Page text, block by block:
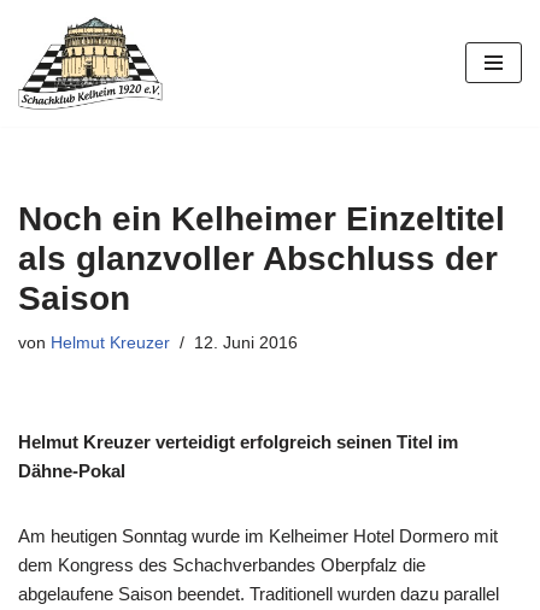
Zum
Inhalt
Noch ein Kelheimer Einzeltitel
als glanzvoller Abschluss der
Saison
von Helmut Kreuzer 12. Juni 2016
Helmut Kreuzer verteidigt erfolgreich seinen Titel im
Dähne-Pokal
Am heutigen Sonntag wurde im Kelheimer Hotel Dormero mit
dem Kongress des Schachverbandes Oberpfalz die
abgelaufene Saison beendet. Traditionell wurden dazu parallel